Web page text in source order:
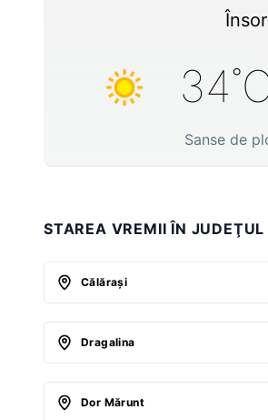
34
Sanse de
STAREA VREMII ÎN
Călăraşi
Dragalina
Dor Mărunt